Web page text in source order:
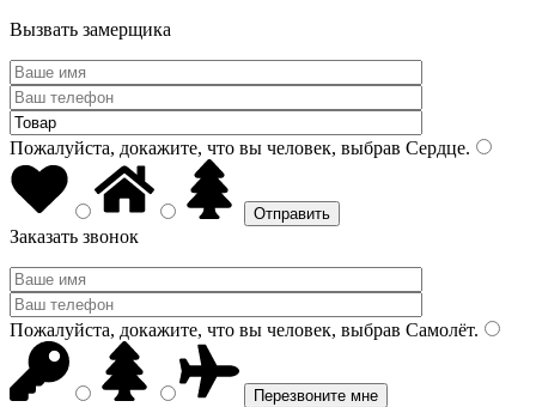
Вызвать замерщика
Пожалуйста, докажите, что вы человек, выбрав Сердце.
Заказать звонок
Пожалуйста, докажите, что вы человек, выбрав Самолёт.